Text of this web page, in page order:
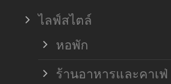
ไลฟ์สไตล์
หอพัก
ร้านอาหารและคาเฟ่